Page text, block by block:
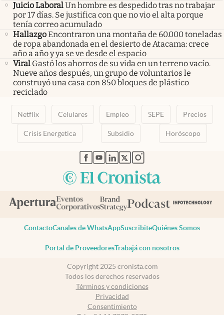
Juicio LaboralUn hombre es despedido tras no trabajar
por 17 días. Se justifica con que no vio el alta porque
tenía correo acumulado
HallazgoEncontraron una montaña de 60.000 toneladas
de ropa abandonada en el desierto de Atacama: crece
año a año y ya se ve desde el espacio
Viral Gastó los ahorros de su vida en un terreno vacío.
Nueve años después, un grupo de voluntarios le
construyó una casa con 850 bloques de plástico
reciclado
Netflix Celulares Empleo SEPE Precios
Crisis Energetica Subsidio Horóscopo
abre en nueva pestaña
abre en nueva pestaña
abre en nueva pestaña
abre en nueva pestaña
abre en nueva pestaña
ContactoCanales de WhatsAppSuscribiteQuiénes Somos
Portal de ProveedoresTrabajá con nosotros
Copyright 2025 cronista.com
Todos los derechos reservados
Términos y condiciones
Privacidad
Consentimiento